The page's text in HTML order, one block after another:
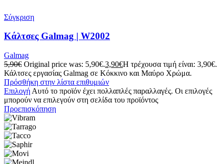
Σύγκριση
Κάλτσες Galmag | W2002
Galmag
5,90€ Original price was: 5,90€.3,90€Η τρέχουσα τιμή είναι: 3,90€.
Κάλτσες εργασίας Galmag σε Κόκκινο και Μαύρο Χρώμα.
Πρόσθήκη στην λίστα επιθυμιών
Επιλογή Αυτό το προϊόν έχει πολλαπλές παραλλαγές. Οι επιλογές
μπορούν να επιλεγούν στη σελίδα του προϊόντος
Προεπισκόπηση